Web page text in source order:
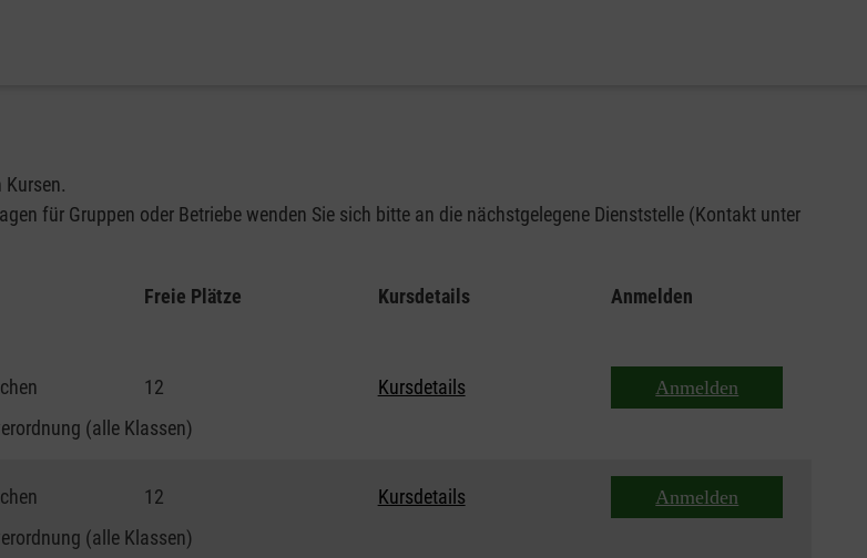
für Gruppen oder Betriebe wenden Sie sich bitte an die nächstgelegene Dienststelle (Kontakt unter
Freie Plätze Kursdetails Anmelden
12 Kursdetails Anmelden
(alle Klassen)
12 Kursdetails Anmelden
(alle Klassen)